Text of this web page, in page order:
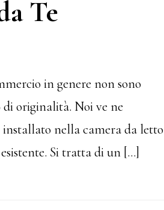
Te
in genere non sono
di originalità. Noi ve ne
installato nella camera da letto
Si tratta di un […]